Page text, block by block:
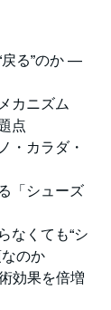
戻る”のか —
カニズム
点
・カラダ・
「シューズ
なくても“シ
のか
効果を倍増